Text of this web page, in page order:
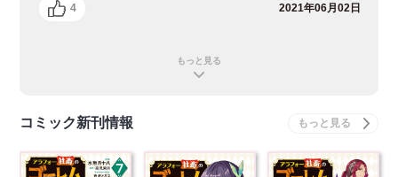
4 2021年06月02日
もっと見る
コミック新刊情報